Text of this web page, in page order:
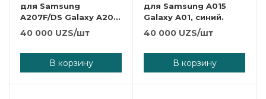
для Samsung
A207F/DS Galaxy A20s,
A307F/DS Galaxy A30s,
40 000 UZS/шт
В корзину
для Samsung A015
Galaxy A01, синий.
40 000 UZS/шт
В корзину